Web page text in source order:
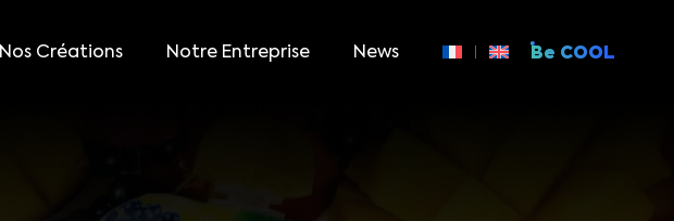
Nos Créations Notre Entreprise News Be COOL